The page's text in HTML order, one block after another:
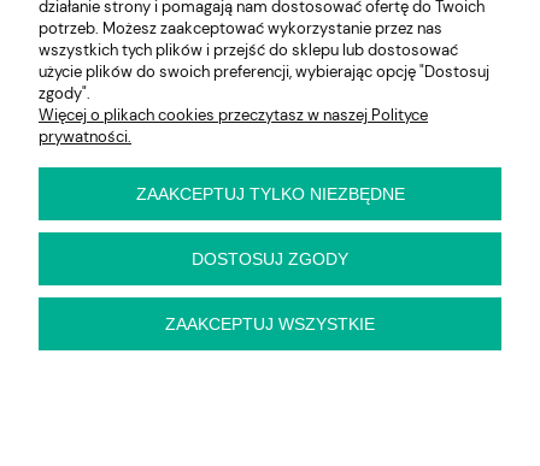
E-KRZESŁO
Biuro handlowe (bez ekspozycji). Prosimy o wcześniejszy
kontakt przed wizytą
ul. Cynamonowa 2,
56-410 Dobroszyce,
Kontakt:
biuro@e-krzeslo.com.pl
działanie strony i pomagają nam dostosować ofertę do Twoich
potrzeb. Możesz zaakceptować wykorzystanie przez nas
wszystkich tych plików i przejść do sklepu lub dostosować
użycie plików do swoich preferencji, wybierając opcję "Dostosuj
zgody".
Więcej o plikach cookies przeczytasz w naszej Polityce
prywatności.
ZAAKCEPTUJ TYLKO NIEZBĘDNE
DOSTOSUJ ZGODY
ZAAKCEPTUJ WSZYSTKIE